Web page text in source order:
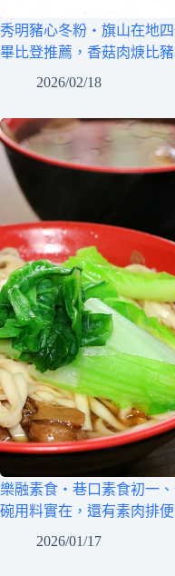
秀明豬心冬粉‧旗山在地
畢比登推薦，香菇肉焿比
2026/02/18
樂融素食‧巷口素食初一
碗用料實在，還有素肉排
2026/01/17